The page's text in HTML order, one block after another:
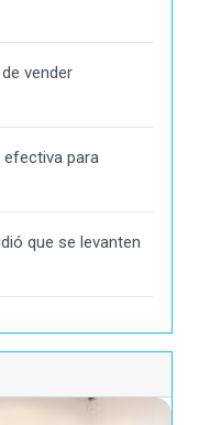
vender
efectiva para
que se levanten